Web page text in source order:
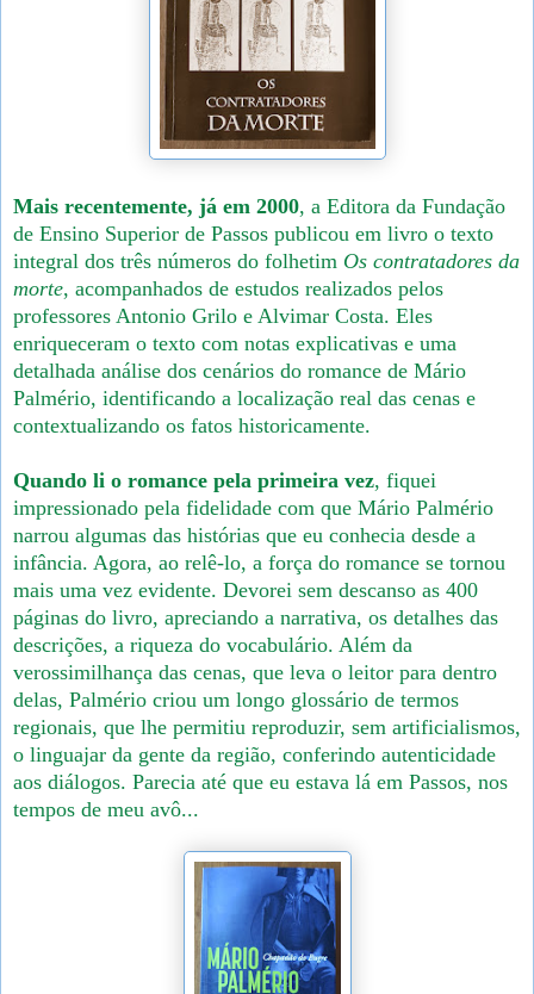
Mais recentemente, já em 2000, a Editora da Fundação
de Ensino Superior de Passos publicou em livro o texto
integral dos três números do folhetim Os contratadores da
morte, acompanhados de estudos realizados pelos
professores Antonio Grilo e Alvimar Costa. Eles
enriqueceram o texto com notas explicativas e uma
detalhada análise dos cenários do romance de Mário
Palmério, identificando a localização real das cenas e
contextualizando os fatos historicamente.
Quando li o romance pela primeira vez, fiquei
impressionado pela fidelidade com que Mário Palmério
narrou algumas das histórias que eu conhecia desde a
infância. Agora, ao relê-lo, a força do romance se tornou
mais uma vez evidente. Devorei sem descanso as 400
páginas do livro, apreciando a narrativa, os detalhes das
descrições, a riqueza do vocabulário. Além da
verossimilhança das cenas, que leva o leitor para dentro
delas, Palmério criou um longo glossário de termos
regionais, que lhe permitiu reproduzir, sem artificialismos,
o linguajar da gente da região, conferindo autenticidade
aos diálogos. Parecia até que eu estava lá em Passos, nos
tempos de meu avô...